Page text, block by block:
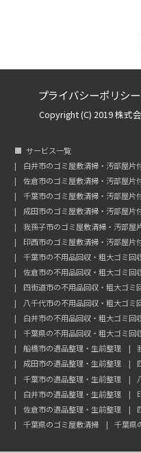
プライバシーポリシー
Copyright (C) 2019 株式
サービス一覧
白井市のゴミ屋敷清掃・汚部屋片
佐倉市のゴミ屋敷清掃・汚部屋片
千葉市のゴミ屋敷清掃・汚部屋片
成田市のゴミ屋敷清掃・汚部屋片
我孫子市のゴミ屋敷清掃・汚部屋
印西市のゴミ屋敷清掃・汚部屋片
千葉市の不用品回収・粗大ゴミ回
佐倉市の不用品回収・粗大ゴミ回
四街道市の不用品回収・粗大ゴミ
八千代市の不用品回収・粗大ゴミ
白井市の不用品回収・粗大ゴミ回
千葉県の不用品回収・粗大ゴミ回
船橋市の遺品整理・生前整理
成田市の遺品整理・生前整理
千葉市の遺品整理・生前整理
白井市の遺品整理・生前整理
佐倉市の遺品整理・生前整理
千葉県のゴミ屋敷清掃
千葉県